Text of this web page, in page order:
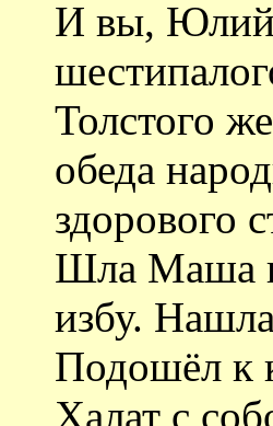
И вы,
Толстого
обеда
здорового
Шла Маша
избу.
Подошёл к
Халат с